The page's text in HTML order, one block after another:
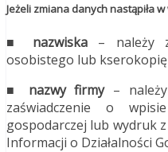
Jeżeli zmiana danych nastąpiła
■ nazwiska– należy
osobistego lub kserokopię
■ nazwy firmy– należy
zaświadczenie o
gospodarczej lub wydruk
Informacji o Działalności